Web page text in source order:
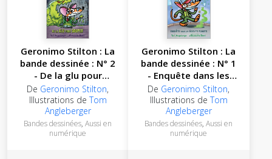
Geronimo Stilton : La
bande dessinée : N° 2
- De la glu pour
souper
De Geronimo Stilton,
Illustrations deTom
Angleberger
Bandes dessinées,Aussi en
numérique
Geronimo Stilton : La
bande dessinée : N° 1
- Enquête dans les
égouts puants
De Geronimo Stilton,
Illustrations deTom
Angleberger
Bandes dessinées,Aussi en
numérique